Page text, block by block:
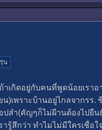
น
เกิดอยู่กับคนที่พูดน้อยเรา
น)เพราะบ้านอยู่ไกลจากร
สำ(คัญๆก็ไม่ผีานต้องไปยื
กว่า ทำไมไม่มีใครเชื่อใจ